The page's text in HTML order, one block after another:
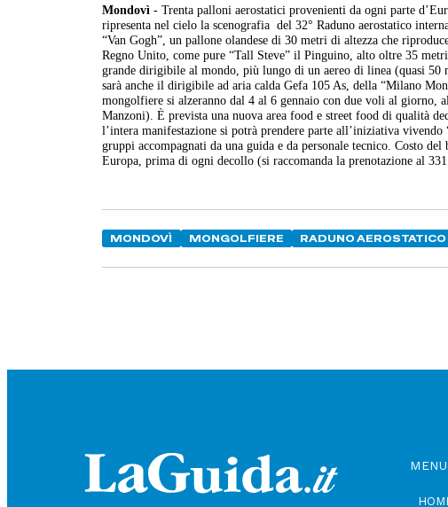
Mondovì - Trenta palloni aerostatici provenienti da ogni parte
ripresenta nel cielo la scenografia del 32° Raduno aerostatico
“Van Gogh”, un pallone olandese di 30 metri di altezza che
Regno Unito, come pure “Tall Steve” il Pinguino, alto oltre 35
grande dirigibile al mondo, più lungo di un aereo di linea (quasi 50
sarà anche il dirigibile ad aria calda Gefa 105 As, della “Milano
mongolfiere si alzeranno dal 4 al 6 gennaio con due voli al giorno,
Manzoni). È prevista una nuova area food e street food di qualità
l’intera manifestazione si potrà prendere parte all’iniziativa
gruppi accompagnati da una guida e da personale tecnico. Costo
Europa, prima di ogni decollo (si raccomanda la prenotazione al
MONDOVÌ MONGOLFIERE RADUNO AEROSTATICO
MENU